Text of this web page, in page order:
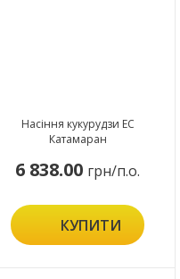
Насіння кукурудзи ЕС
Катамаран
6 838.00 грн/п.о.
КУПИТИ